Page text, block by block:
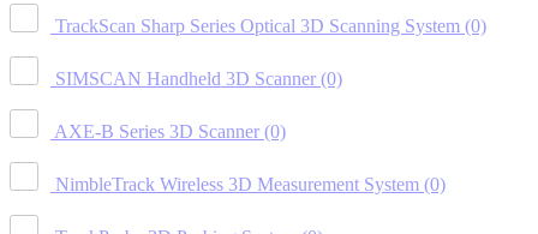
TrackScan Sharp Series Optical 3D Scanning System (0)
SIMSCAN Handheld 3D Scanner (0)
AXE-B Series 3D Scanner (0)
NimbleTrack Wireless 3D Measurement System (0)